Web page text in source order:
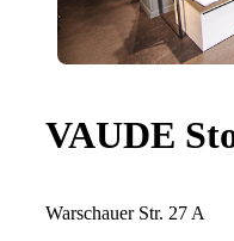
VAUDE
Warschauer Str. 27 A